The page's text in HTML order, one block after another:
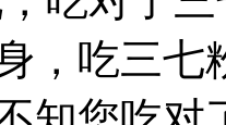
，吃三七